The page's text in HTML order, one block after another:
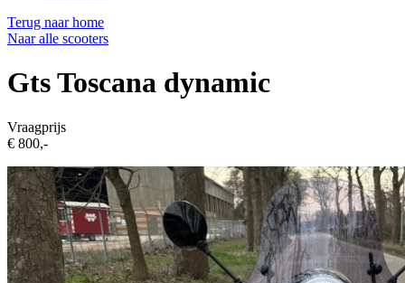
Terug naar home
Naar alle scooters
Gts Toscana dynamic
Vraagprijs
€ 800,-